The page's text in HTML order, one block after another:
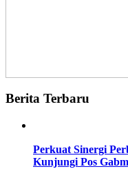
Berita Terbaru
Perkuat Sinergi
Kunjungi Pos